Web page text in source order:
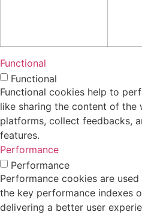
Functional
Functional
Functional cookies help to
like sharing the content of the
platforms, collect feedbacks,
features.
Performance
Performance
Performance cookies are
the key performance indexes
delivering a better user